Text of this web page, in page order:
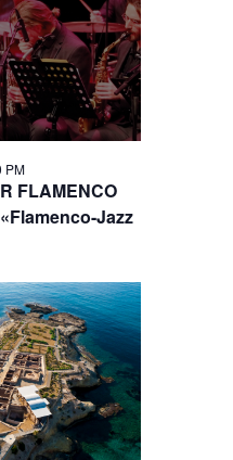
FLAMENCO
Jazz
PM